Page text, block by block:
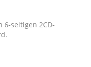
6-seitigen 2CD-